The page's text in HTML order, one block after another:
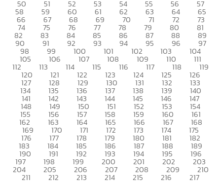
50 51 52 53 54 55 56 57
58 59 60 61 62 63 64 65
66 67 68 69 70 71 72 73
74 75 76 77 78 79 80 81
82 83 84 85 86 87 88 89
90 91 92 93 94 95 96 97
98 99 100 101 102 103 104
105 106 107 108 109 110 111
112 113 114 115 116 117 118 119
120 121 122 123 124 125 126
127 128 129 130 131 132 133
134 135 136 137 138 139 140
141 142 143 144 145 146 147
148 149 150 151 152 153 154
155 156 157 158 159 160 161
162 163 164 165 166 167 168
169 170 171 172 173 174 175
176 177 178 179 180 181 182
183 184 185 186 187 188 189
190 191 192 193 194 195 196
197 198 199 200 201 202 203
204 205 206 207 208 209 210
211 212 213 214 215 216 217